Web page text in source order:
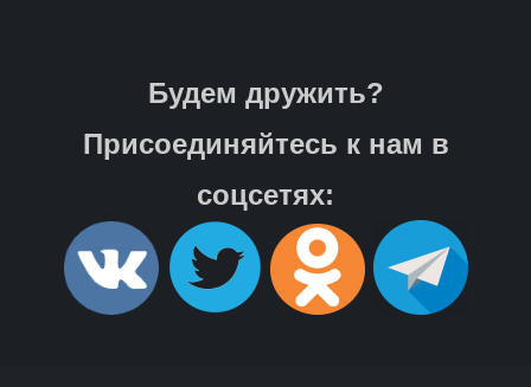
Будем дружить?
Присоединяйтесь к нам в
соцсетях: